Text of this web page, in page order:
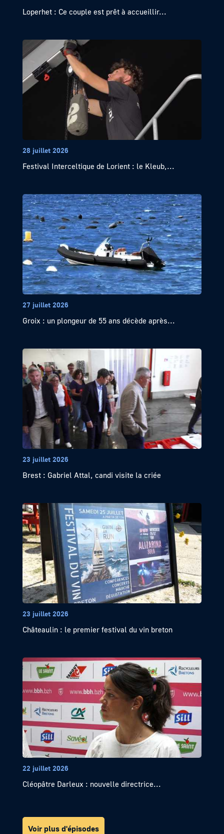
Loperhet : Ce couple est prêt à accueillir...
28 juillet 2026
Festival Interceltique de Lorient : le Kleub,...
27 juillet 2026
Groix : un plongeur de 55 ans décède après...
23 juillet 2026
Brest : Gabriel Attal, candi visite la criée
23 juillet 2026
Châteaulin : le premier festival du vin breton
22 juillet 2026
Cléopâtre Darleux : nouvelle directrice...
Voir plus d'épisodes